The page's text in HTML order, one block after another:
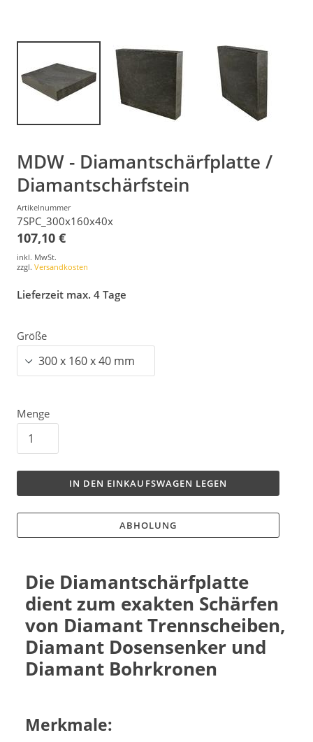
MDW - Diamantschärfplatte /
Diamantschärfstein
Artikelnummer
7SPC_300x160x40x
107,10 €
inkl. MwSt.
zzgl. Versandkosten
Lieferzeit max. 4 Tage
Größe
Menge
IN DEN EINKAUFSWAGEN LEGEN
ABHOLUNG
Die Diamantschärfplatte
dient zum exakten Schärfen
von Diamant Trennscheiben,
Diamant Dosensenker und
Diamant Bohrkronen
Merkmale: